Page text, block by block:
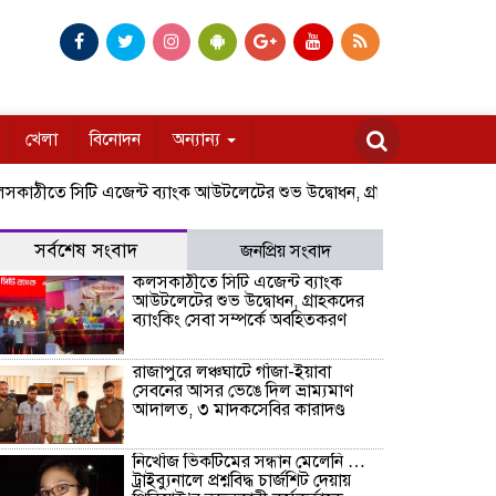
খেলা বিনোদন অন্যান্য
সিটি এজেন্ট ব্যাংক আউটলেটের শুভ উদ্বোধন, গ্রাহকদের ব্যাংকিং সেবা
সর্বশেষ সংবাদ
জনপ্রিয় সংবাদ
কলসকাঠীতে সিটি এজেন্ট ব্যাংক
আউটলেটের শুভ উদ্বোধন, গ্রাহকদের
ব্যাংকিং সেবা সম্পর্কে অবহিতকরণ
রাজাপুরে লঞ্চঘাটে গাঁজা-ইয়াবা
সেবনের আসর ভেঙে দিল ভ্রাম্যমাণ
আদালত, ৩ মাদকসেবির কারাদণ্ড
নিখোঁজ ভিকটিমের সন্ধান মেলেনি …
ট্রাইব্যুনালে প্রশ্নবিদ্ধ চার্জশিট দেয়ায়